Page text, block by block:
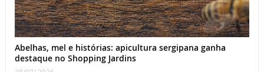
Abelhas, mel e histórias: apicultura sergipana ganha
destaque no Shopping Jardins